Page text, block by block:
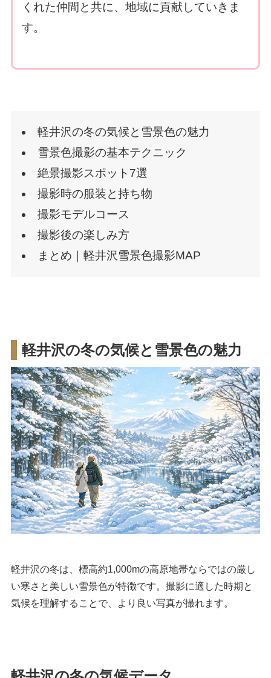
くれた仲間と共に、地域に貢献していきま
す。
軽井沢の冬の気候と雪景色の魅力
雪景色撮影の基本テクニック
絶景撮影スポット7選
撮影時の服装と持ち物
撮影モデルコース
撮影後の楽しみ方
まとめ｜軽井沢雪景色撮影MAP
軽井沢の冬の気候と雪景色の魅力
軽井沢の冬は、標高約1,000mの高原地帯ならではの厳し
い寒さと美しい雪景色が特徴です。撮影に適した時期と
気候を理解することで、より良い写真が撮れます。